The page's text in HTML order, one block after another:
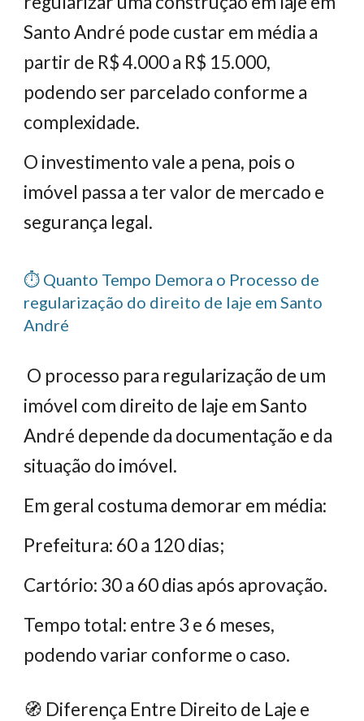
Santo André pode custar em média a
partir de R$ 4.000 a R$ 15.000,
podendo ser parcelado conforme a
complexidade.
O investimento vale a pena, pois o
imóvel passa a ter valor de mercado e
segurança legal.
⏱️ Quanto Tempo Demora o Processo de
regularização do direito de laje em Santo
André
O processo para regularização de um
imóvel com direito de laje em Santo
André depende da documentação e da
situação do imóvel.
Em geral costuma demorar em média:
Prefeitura: 60 a 120 dias;
Cartório: 30 a 60 dias após aprovação.
Tempo total: entre 3 e 6 meses,
podendo variar conforme o caso.
🧭 Diferença Entre Direito de Laje e